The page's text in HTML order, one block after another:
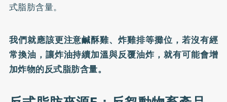
式脂肪含量。
我們就應該更注意鹹酥雞、炸雞排等攤位，若沒有經
常換油，讓炸油持續加溫與反覆油炸，就有可能會增
加炸物的反式脂肪含量。